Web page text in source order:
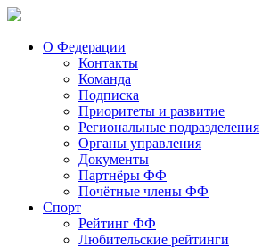
О Федерации
Контакты
Команда
Подписка
Приоритеты и развитие
Региональные подразделения
Органы управления
Документы
Партнёры ФФ
Почётные члены ФФ
Спорт
Рейтинг ФФ
Любительские рейтинги